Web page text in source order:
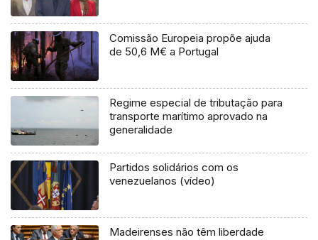
Comissão Europeia propõe ajuda
de 50,6 M€ a Portugal
Regime especial de tributação para
transporte marítimo aprovado na
generalidade
Partidos solidários com os
venezuelanos (vídeo)
Madeirenses não têm liberdade